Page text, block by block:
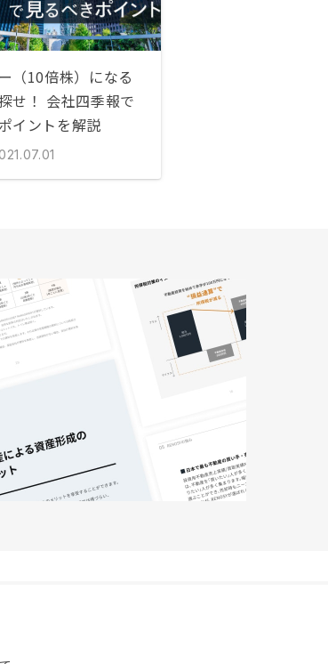
（10倍株）になる
せ！ 会社四季報で
イントを解説